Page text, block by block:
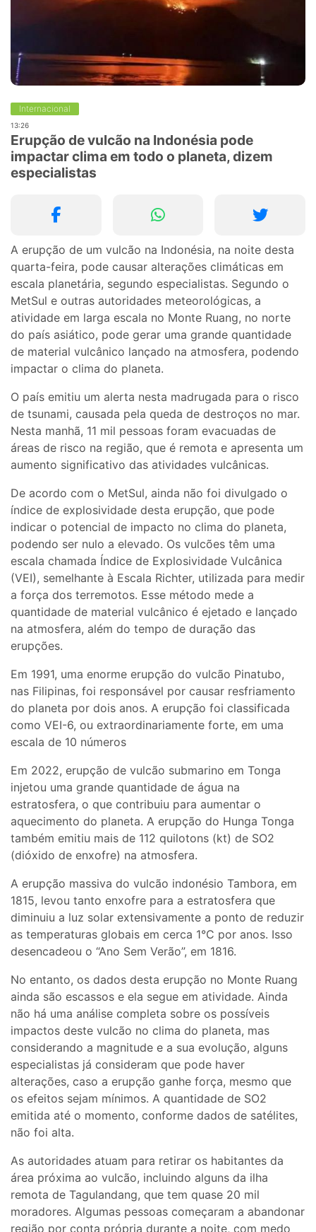
Internacional
13:26
Erupção de vulcão na Indonésia pode
impactar clima em todo o planeta, dizem
especialistas
A erupção de um vulcão na Indonésia, na noite desta
quarta-feira, pode causar alterações climáticas em
escala planetária, segundo especialistas. Segundo o
MetSul e outras autoridades meteorológicas, a
atividade em larga escala no Monte Ruang, no norte
do país asiático, pode gerar uma grande quantidade
de material vulcânico lançado na atmosfera, podendo
impactar o clima do planeta.
O país emitiu um alerta nesta madrugada para o risco
de tsunami, causada pela queda de destroços no mar.
Nesta manhã, 11 mil pessoas foram evacuadas de
áreas de risco na região, que é remota e apresenta um
aumento significativo das atividades vulcânicas.
De acordo com o MetSul, ainda não foi divulgado o
índice de explosividade desta erupção, que pode
indicar o potencial de impacto no clima do planeta,
podendo ser nulo a elevado. Os vulcões têm uma
escala chamada Índice de Explosividade Vulcânica
(VEI), semelhante à Escala Richter, utilizada para medir
a força dos terremotos. Esse método mede a
quantidade de material vulcânico é ejetado e lançado
na atmosfera, além do tempo de duração das
erupções.
Em 1991, uma enorme erupção do vulcão Pinatubo,
nas Filipinas, foi responsável por causar resfriamento
do planeta por dois anos. A erupção foi classificada
como VEI-6, ou extraordinariamente forte, em uma
escala de 10 números
Em 2022, erupção de vulcão submarino em Tonga
injetou uma grande quantidade de água na
estratosfera, o que contribuiu para aumentar o
aquecimento do planeta. A erupção do Hunga Tonga
também emitiu mais de 112 quilotons (kt) de SO2
(dióxido de enxofre) na atmosfera.
A erupção massiva do vulcão indonésio Tambora, em
1815, levou tanto enxofre para a estratosfera que
diminuiu a luz solar extensivamente a ponto de reduzir
as temperaturas globais em cerca 1°C por anos. Isso
desencadeou o “Ano Sem Verão”, em 1816.
No entanto, os dados desta erupção no Monte Ruang
ainda são escassos e ela segue em atividade. Ainda
não há uma análise completa sobre os possíveis
impactos deste vulcão no clima do planeta, mas
considerando a magnitude e a sua evolução, alguns
especialistas já consideram que pode haver
alterações, caso a erupção ganhe força, mesmo que
os efeitos sejam mínimos. A quantidade de SO2
emitida até o momento, conforme dados de satélites,
não foi alta.
As autoridades atuam para retirar os habitantes da
área próxima ao vulcão, incluindo alguns da ilha
remota de Tagulandang, que tem quase 20 mil
moradores. Algumas pessoas começaram a abandonar
região por conta própria durante a noite, com medo